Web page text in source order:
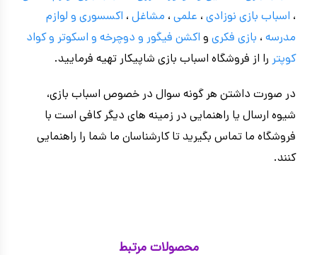
، اسباب بازی نوزادی ، علمی ، مشاغل ، اکسسوری و لوازم
مدرسه ، بازی فکری و اکشن فیگور و دوچرخه و اسکوتر و کواد
کوپتر را از فروشگاه اسباب بازی شاپیکار تهیه فرمایید.
در صورت داشتن هر گونه سوال در خصوص اسباب بازی،
شیوه ارسال یا راهنمایی در زمینه های دیگر کافی است با
فروشگاه ما تماس بگیرید تا کارشناسان ما شما را راهنمایی
کنند.
محصولات مرتبط